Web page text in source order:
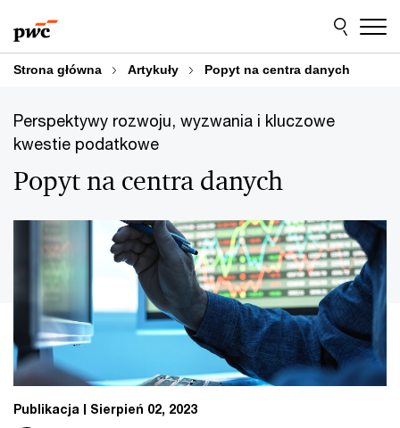
do
treści
do
stopki
Strona główna Artykuły Popyt na centra danych
Perspektywy rozwoju, wyzwania i kluczowe
kwestie podatkowe
Popyt na centra danych
Publikacja Sierpień 02, 2023